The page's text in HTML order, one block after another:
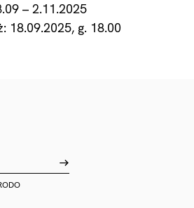
– 2.11.2025
18.09.2025, g. 18.00